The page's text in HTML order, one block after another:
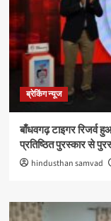
ब्रेकिंग न्यूज
बाँधवगढ़ टाइगर रिजर्व
प्रतिष्ठित पुरस्कार से
hindusthan samvad